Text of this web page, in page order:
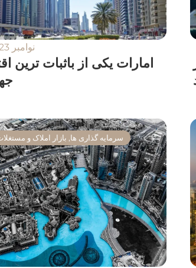
4 نوامبر 2023
امارات یکی از باثبات ترین
سرمایه گذاری ها, بازار املاک و